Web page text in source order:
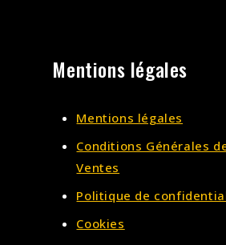
Mentions légales
Mentions légales
Conditions Générales
Ventes
Politique de
Cookies